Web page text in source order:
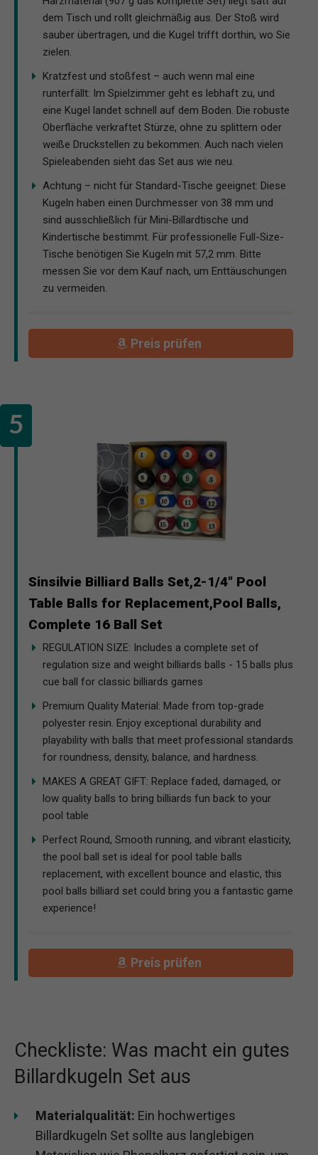
dem Tisch und rollt gleichmäßig aus. Der Stoß wird
sauber übertragen, und die Kugel trifft dorthin, wo Sie
zielen.
Kratzfest und stoßfest – auch wenn mal eine
runterfällt: Im Spielzimmer geht es lebhaft zu, und
eine Kugel landet schnell auf dem Boden. Die robuste
Oberfläche verkraftet Stürze, ohne zu splittern oder
weiße Druckstellen zu bekommen. Auch nach vielen
Spieleabenden sieht das Set aus wie neu.
Achtung – nicht für Standard-Tische geeignet: Diese
Kugeln haben einen Durchmesser von 38 mm und
sind ausschließlich für Mini-Billardtische und
Kindertische bestimmt. Für professionelle Full-Size-
Tische benötigen Sie Kugeln mit 57,2 mm. Bitte
messen Sie vor dem Kauf nach, um Enttäuschungen
zu vermeiden.
Preis prüfen
Sinsilvie Billiard Balls Set,2-1/4" Pool
Table Balls for Replacement,Pool Balls,
Complete 16 Ball Set
REGULATION SIZE: Includes a complete set of
regulation size and weight billiards balls - 15 balls plus
cue ball for classic billiards games
Premium Quality Material: Made from top-grade
polyester resin. Enjoy exceptional durability and
playability with balls that meet professional standards
for roundness, density, balance, and hardness.
MAKES A GREAT GIFT: Replace faded, damaged, or
low quality balls to bring billiards fun back to your
pool table
Perfect Round, Smooth running, and vibrant elasticity,
the pool ball set is ideal for pool table balls
replacement, with excellent bounce and elastic, this
pool balls billiard set could bring you a fantastic game
experience!
Preis prüfen
Checkliste: Was macht ein gutes
Billardkugeln Set aus
Materialqualität: Ein hochwertiges
Billardkugeln Set sollte aus langlebigen